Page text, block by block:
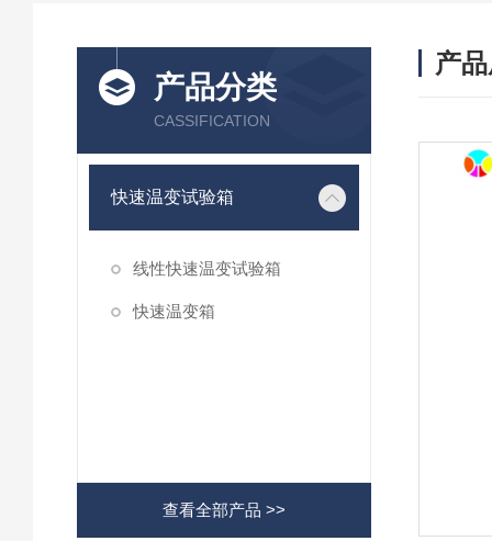
产品分类
CASSIFICATION
快速温变试验箱
线性快速温变试验箱
快速温变箱
查看全部产品 >>
产